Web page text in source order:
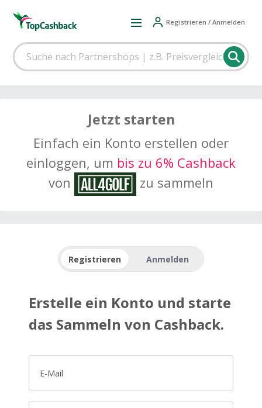
Registrieren / Anmelden
Jetzt starten
Einfach ein Konto erstellen oder
einloggen, um bis zu 6% Cashback
von
zu sammeln
Registrieren Anmelden
Erstelle ein Konto und starte
das Sammeln von Cashback.
E-Mail